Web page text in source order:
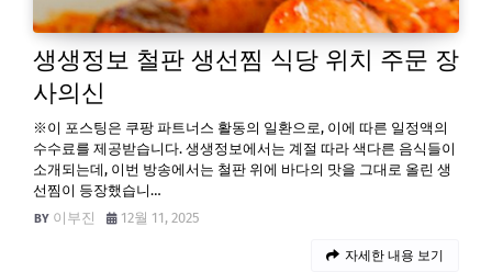
생생정보 철판 생선찜 식당 위치 주문 장
사의신
※이 포스팅은 쿠팡 파트너스 활동의 일환으로, 이에 따른 일정액의
수수료를 제공받습니다. 생생정보에서는 계절 따라 색다른 음식들이
소개되는데, 이번 방송에서는 철판 위에 바다의 맛을 그대로 올린 생
선찜이 등장했습니…
이부진
12월 11, 2025
자세한 내용 보기